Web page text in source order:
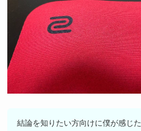
結論を知りたい方向けに僕が感じた